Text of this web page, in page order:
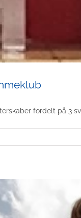
fordelt på 3